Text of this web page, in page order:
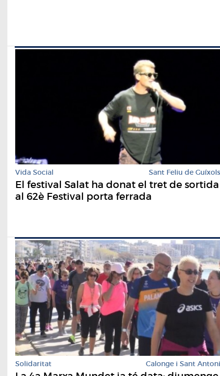
Vida Social Sant Feliu de Guíxols
El festival Salat ha donat el tret de sortida
al 62è Festival porta ferrada
Solidaritat Calonge i Sant Antoni